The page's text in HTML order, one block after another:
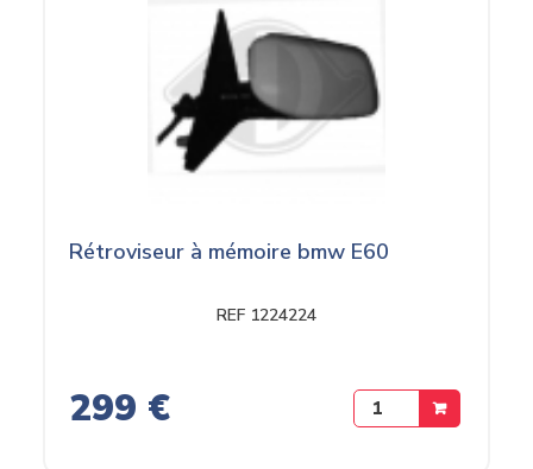
Rétroviseur à mémoire bmw E60
REF 1224224
299 €